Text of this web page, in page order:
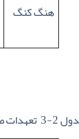
هنگ کنگ
و هدف از تشکیل صندوق